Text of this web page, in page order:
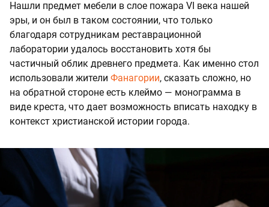
Нашли предмет мебели в слое пожара VI века нашей
эры, и он был в таком состоянии, что только
благодаря сотрудникам реставрационной
лаборатории удалось восстановить хотя бы
частичный облик древнего предмета. Как именно стол
использовали жители Фанагории, сказать сложно, но
на обратной стороне есть клеймо — монограмма в
виде креста, что дает возможность вписать находку в
контекст христианской истории города.